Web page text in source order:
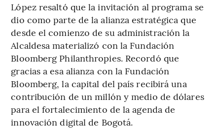
López resaltó que la invitación al programa se
dio como parte de la alianza estratégica que
desde el comienzo de su administración la
Alcaldesa materializó con la Fundación
Bloomberg Philanthropies. Recordó que
gracias a esa alianza con la Fundación
Bloomberg, la capital del país recibirá una
contribución de un millón y medio de dólares
para el fortalecimiento de la agenda de
innovación digital de Bogotá.